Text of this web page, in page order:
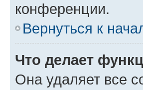
конференции.
Вернуться к
Что делает
Она удаляет все